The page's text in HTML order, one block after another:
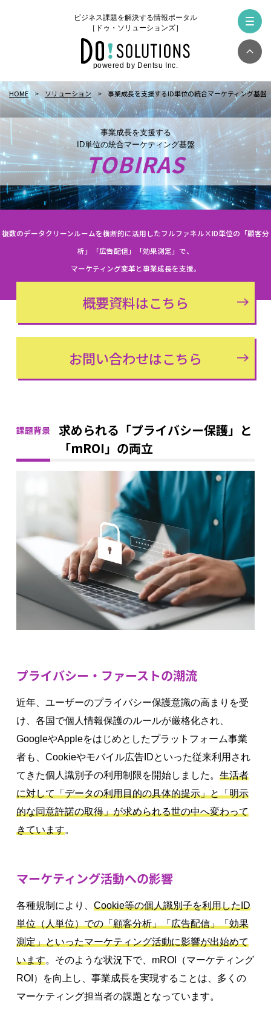
ビジネス課題を解決する情報ポータル
［ドゥ・ソリューションズ］
powered by Dentsu Inc.
HOME ソリューション 事業成長を支援するID単位の統合マーケティング基盤
事業成長を支援する
ID単位の統合マーケティング基盤
TOBIRAS
複数のデータクリーンルームを横断的に活用したフルファネル×ID単位の「顧客分
析」「広告配信」「効果測定」で、
マーケティング変革と事業成長を支援。
概要資料はこちら
お問い合わせはこちら
課題背景
求められる「プライバシー保護」と
「mROI」の両立
プライバシー・ファーストの潮流
近年、ユーザーのプライバシー保護意識の高まりを受
け、各国で個人情報保護のルールが厳格化され、
GoogleやAppleをはじめとしたプラットフォーム事業
者も、Cookieやモバイル広告IDといった従来利用され
てきた個人識別子の利用制限を開始しました。 生活者
に対して「データの利用目的の具体的提示」と「明示
的な同意許諾の取得」が求められる世の中へ変わって
きています。
マーケティング活動への影響
各種規制により、 Cookie等の個人識別子を利用したID
単位（人単位）での「顧客分析」「広告配信」「効果
測定」といったマーケティング活動に影響が出始めて
います。そのような状況下で、mROI（マーケティング
ROI）を向上し、事業成長を実現することは、多くの
マーケティング担当者の課題となっています。